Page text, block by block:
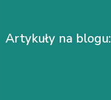
Artykuły na blogu: